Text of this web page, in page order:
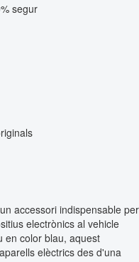
segur
accessori indispensable per
electrònics al vehicle
en color blau, aquest
elèctrics des d'una